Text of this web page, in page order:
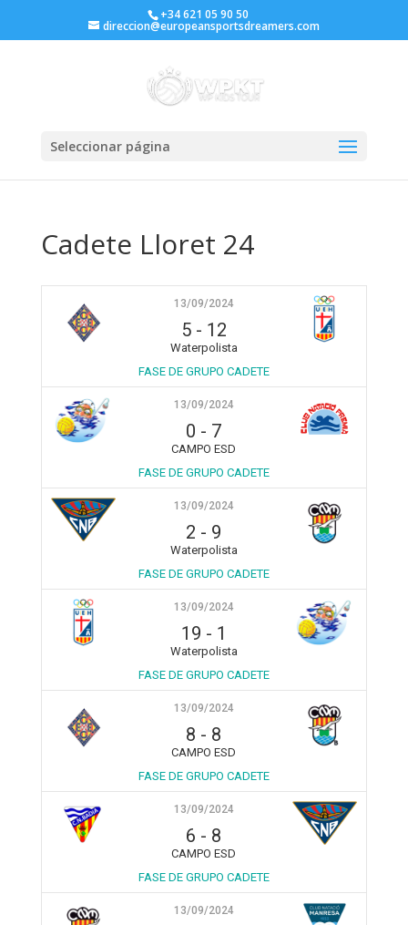
+34 621 05 90 50
direccion@europeansportsdreamers.com
Seleccionar página
Cadete Lloret 24
13/09/2024
5- 12
Waterpolista
FASE DE GRUPO CADETE
13/09/2024
0 - 7
CAMPO ESD
FASE DE GRUPO CADETE
13/09/2024
2 - 9
Waterpolista
FASE DE GRUPO CADETE
13/09/2024
19 - 1
Waterpolista
FASE DE GRUPO CADETE
13/09/2024
8 - 8
CAMPO ESD
FASE DE GRUPO CADETE
13/09/2024
6 - 8
CAMPO ESD
FASE DE GRUPO CADETE
13/09/2024